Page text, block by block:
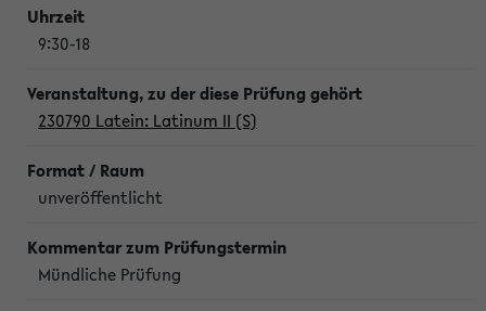
9:30-18
230790 Latein: Latinum II (S)
unveröffentlicht
Mündliche Prüfung